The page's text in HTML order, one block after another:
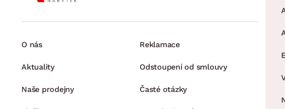
O nás
Aktuality
Naše prodejny
Reklamace
Odstoupení od smlouvy
Časté otázky